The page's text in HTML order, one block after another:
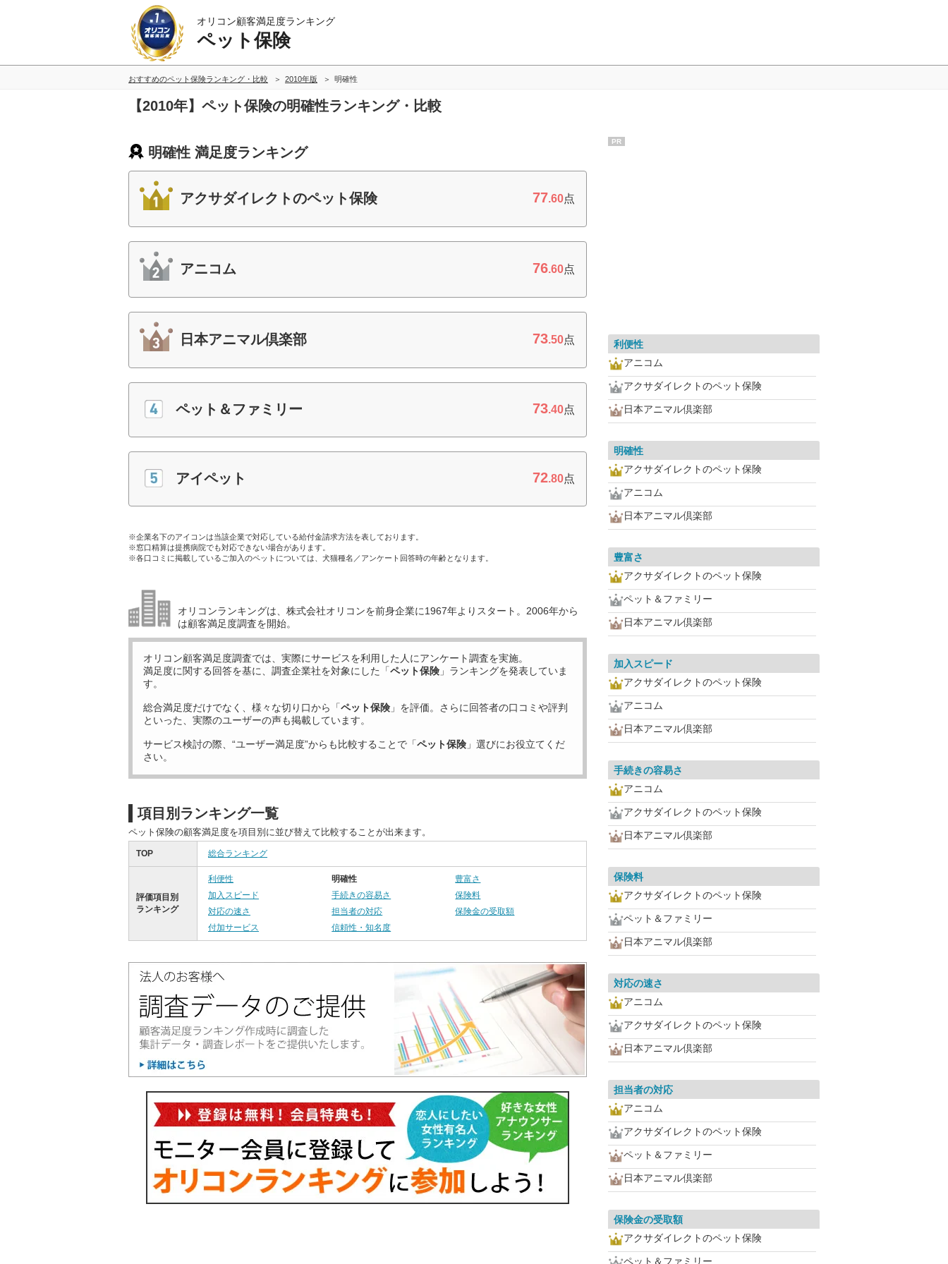
オリコン顧客満足度ランキング
ペット保険
おすすめのペット保険ランキング・比較 2010年版 明確性
【2010年】ペット保険の明確性ランキング・比較
明確性 満足度ランキング
アクサダイレクトのペット保険 77.60点
アニコム 76.60点
日本アニマル倶楽部 73.50点
ペット＆ファミリー 73.40点
アイペット 72.80点
※企業名下のアイコンは当該企業で対応している給付金請求方法を表しております。
※窓口精算は提携病院でも対応できない場合があります。
※各口コミに掲載しているご加入のペットについては、犬猫種名／アンケート回答時の年齢となります。
オリコンランキングは、株式会社オリコンを前身企業に1967年よりスタート。2006年から
は顧客満足度調査を開始。
オリコン顧客満足度調査では、実際にサービスを利用した 人にアンケート調査を実施。
満足度に関する回答を基に、調査企業社を対象にした「ペット保険 」ランキングを発表していま
す。
総合満足度だけでなく、様々な切り口から「ペット保険 」を評価。さらに回答者の口コミや評判
といった、実際のユーザーの声も掲載しています。
サービス検討の際、“ユーザー満足度”からも比較することで「ペット保険 」選びにお役立てくだ
さい。
項目別ランキング一覧
ペット保険の顧客満足度を項目別に並び替えて比較することが出来ます。
TOP 総合ランキング
評価項目別
ランキング
利便性 明確性
豊富さ
加入スピード
手続きの容易さ
保険料
対応の速さ
担当者の対応
保険金の受取額
付加サービス
信頼性・知名度
PR
利便性
アニコム
アクサダイレクトのペット保険
日本アニマル倶楽部
明確性
アクサダイレクトのペット保険
アニコム
日本アニマル倶楽部
豊富さ
アクサダイレクトのペット保険
ペット＆ファミリー
日本アニマル倶楽部
加入スピード
アクサダイレクトのペット保険
アニコム
日本アニマル倶楽部
手続きの容易さ
アニコム
アクサダイレクトのペット保険
日本アニマル倶楽部
保険料
アクサダイレクトのペット保険
ペット＆ファミリー
日本アニマル倶楽部
対応の速さ
アニコム
アクサダイレクトのペット保険
日本アニマル倶楽部
担当者の対応
アニコム
アクサダイレクトのペット保険
ペット＆ファミリー
日本アニマル倶楽部
保険金の受取額
アクサダイレクトのペット保険
ペット＆ファミリー